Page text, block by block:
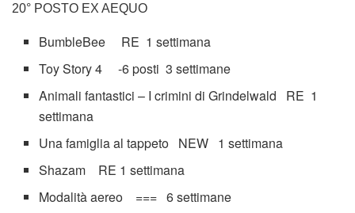
20° POSTO EX AEQUO
BumbleBee RE 1 settimana
Toy Story 4 -6 posti 3 settimane
Animali fantastici – I crimini di Grindelwald RE 1
settimana
Una famiglia al tappeto NEW 1 settimana
Shazam RE 1 settimana
Modalità aereo === 6 settimane